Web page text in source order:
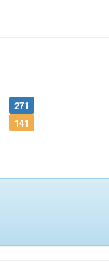
271
141